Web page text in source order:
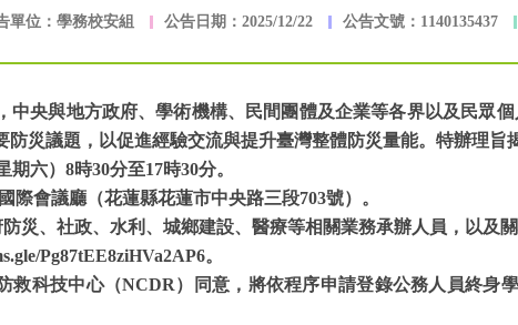
單位：學務校安組 公告日期：2025/12/22 公告文號：1140135437
中央與地方政府、學術機構、民間團體及企業等各界以及民眾
防災議題，以促進經驗交流與提升臺灣整體防災量能。特辦理旨
六）8時30分至17時30分。
際會議廳（花蓮縣花蓮市中央路三段703號）。
災、社政、水利、城鄉建設、醫療等相關業務承辦人員，以及
Pg87tEE8ziHVa2AP6。
救科技中心（NCDR）同意，將依程序申請登錄公務人員終身